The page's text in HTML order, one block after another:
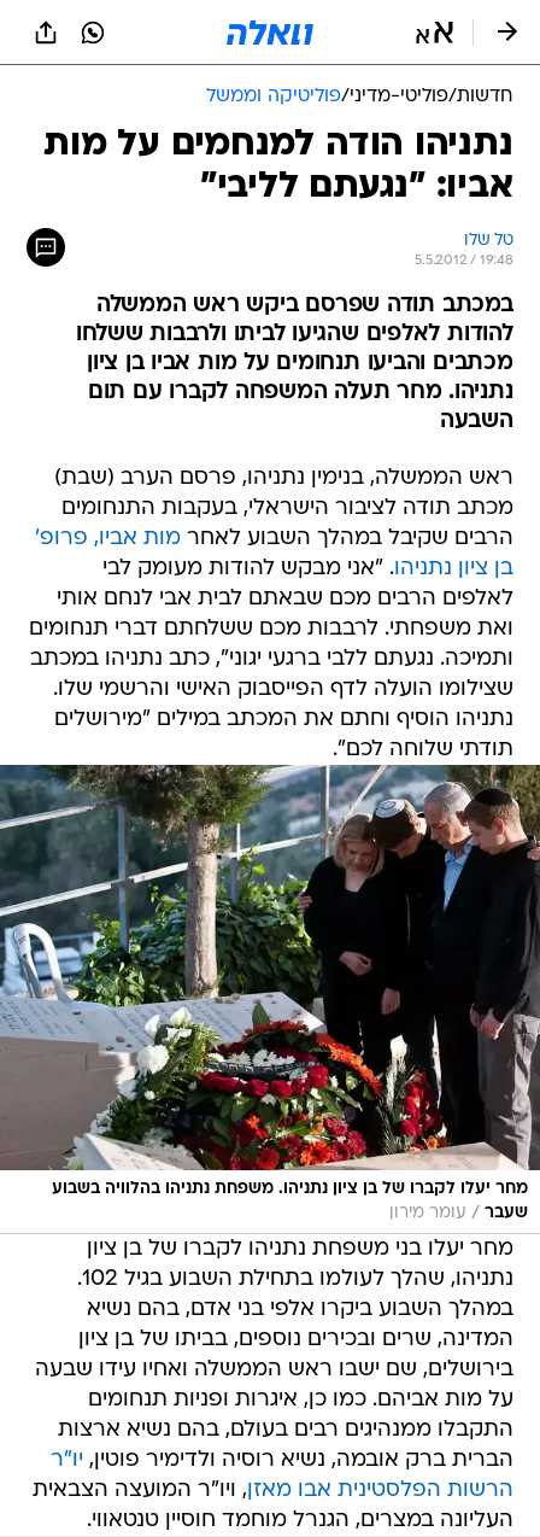
חדשות/פוליטי-מדיני/פוליטיקה וממשל
נתניהו הודה למנחמים על מות
אביו: "נגעתם לליבי"
טל שלו
5.5.2012 / 19:48
במכתב תודה שפרסם ביקש ראש הממשלה
להודות לאלפים שהגיעו לביתו ולרבבות ששלחו
מכתבים והביעו תנחומים על מות אביו בן ציון
נתניהו. מחר תעלה המשפחה לקברו עם תום
השבעה
ראש הממשלה, בנימין נתניהו, פרסם הערב (שבת)
מכתב תודה לציבור הישראלי, בעקבות התנחומים
הרבים שקיבל במהלך השבוע לאחרמות אביו, פרופ'
בן ציון נתניהו. "אני מבקש להודות מעומק לבי
לאלפים הרבים מכם שבאתם לבית אבי לנחם אותי
ואת משפחתי. לרבבות מכם ששלחתם דברי תנחומים
ותמיכה. נגעתם ללבי ברגעי יגוני", כתב נתניהו במכתב
שצילומו הועלה לדף הפייסבוק האישי והרשמי שלו.
נתניהו הוסיף וחתם את המכתב במילים "מירושלים
תודתי שלוחה לכם".
מחר יעלו לקברו של בן ציון נתניהו. משפחת נתניהו בהלוויה בשבוע
שעבר / עומר מירון
מחר יעלו בני משפחת נתניהו לקברו של בן ציון
נתניהו, שהלך לעולמו בתחילת השבוע בגיל 102.
במהלך השבוע ביקרו אלפי בני אדם, בהם נשיא
המדינה, שרים ובכירים נוספים, בביתו של בן ציון
בירושלים, שם ישבו ראש הממשלה ואחיו עידו שבעה
על מות אביהם. כמו כן, איגרות ופניות תנחומים
התקבלו ממנהיגים רבים בעולם, בהם נשיא ארצות
הברית ברק אובמה, נשיא רוסיה ולדימיר פוטין, יו"ר
הרשות הפלסטינית אבו מאזן, ויו"ר המועצה הצבאית
העליונה במצרים, הגנרל מוחמד חוסיין טנטאווי.